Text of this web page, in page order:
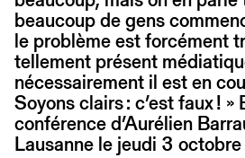
beaucoup de gens
le problème est forcément
tellement présent
nécessairement il est en
Soyons clairs : c’est faux !
conférence d’Aurélien
Lausanne le jeudi 3